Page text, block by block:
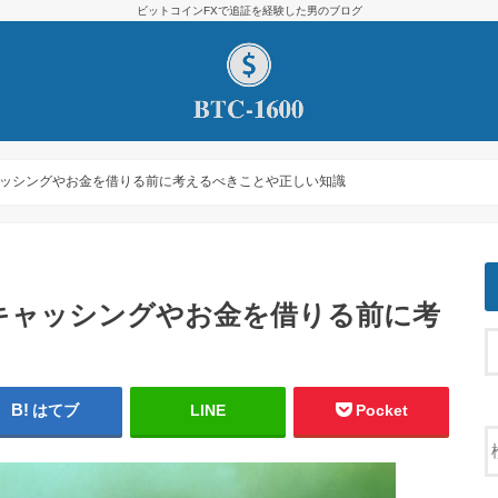
ビットコインFXで追証を経験した男のブログ
シングやお金を借りる前に考えるべきことや正しい知識
ッシングやお金を借りる前に考
はてブ LINE Pocket